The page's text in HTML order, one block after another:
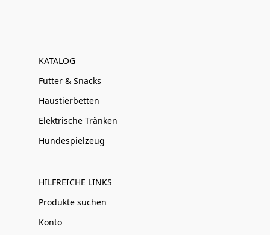
KATALOG
Futter & Snacks
Haustierbetten
Elektrische Tränken
Hundespielzeug
HILFREICHE LINKS
Produkte suchen
Konto